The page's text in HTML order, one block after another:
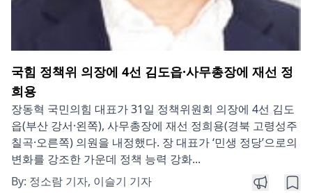
국힘 정책위 의장에 4선 김도읍·사무총장에 재선 정
희용
장동혁 국민의힘 대표가 31일 정책위원회 의장에 4선 김도
읍(부산 강서·왼쪽), 사무총장에 재선 정희용(경북 고령성주
칠곡·오른쪽) 의원을 내정했다. 장 대표가 ‘민생 정당’으로의
변화를 강조한 가운데 정책 능력 강화...
By: 정소람 기자, 이슬기 기자